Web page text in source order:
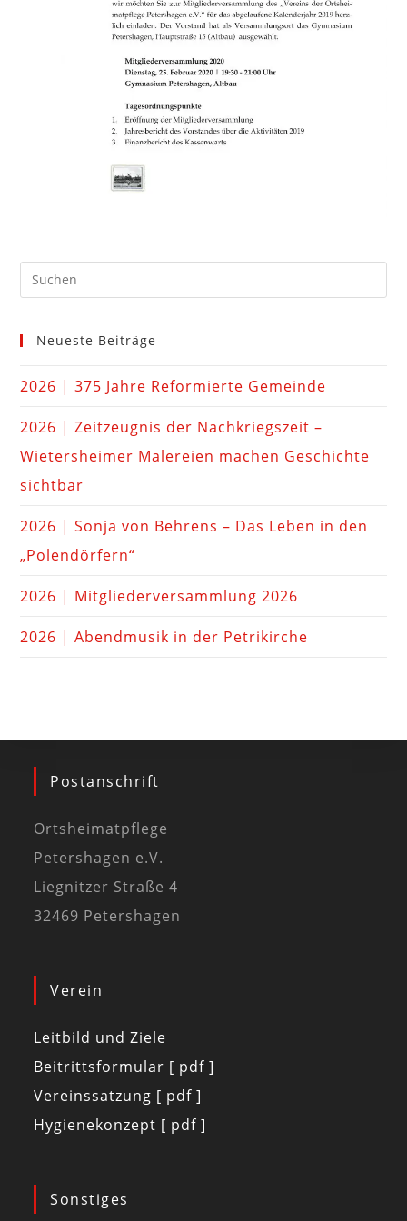
Neueste Beiträge
2026 | 375 Jahre Reformierte Gemeinde
2026 | Zeitzeugnis der Nachkriegszeit –
Wietersheimer Malereien machen Geschichte
sichtbar
2026 | Sonja von Behrens – Das Leben in den
„Polendörfern“
2026 | Mitgliederversammlung 2026
2026 | Abendmusik in der Petrikirche
Postanschrift
Ortsheimatpflege
Petershagen e.V.
Liegnitzer Straße 4
32469 Petershagen
Verein
Leitbild und Ziele
Beitrittsformular [ pdf ]
Vereinssatzung [ pdf ]
Hygienekonzept [ pdf ]
Sonstiges